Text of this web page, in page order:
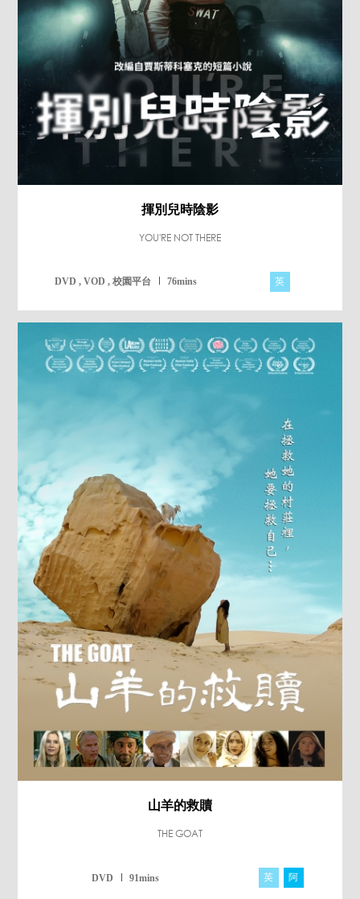
揮別兒時陰影
YOU'RE NOT THERE
DVD , VOD , 校園平台 76mins 英
山羊的救贖
THE GOAT
DVD 91mins 英 阿